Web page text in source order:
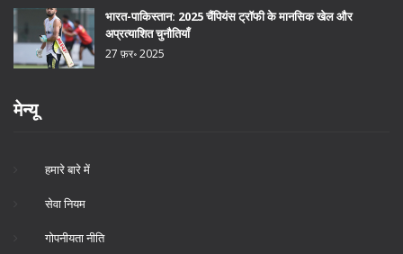
भारत-पाकिस्तान: 2025 चैंपियंस ट्रॉफी के मानसिक खेल और
अप्रत्याशित चुनौतियाँ
27 फ़र॰ 2025
मेन्यू
हमारे बारे में
सेवा नियम
गोपनीयता नीति